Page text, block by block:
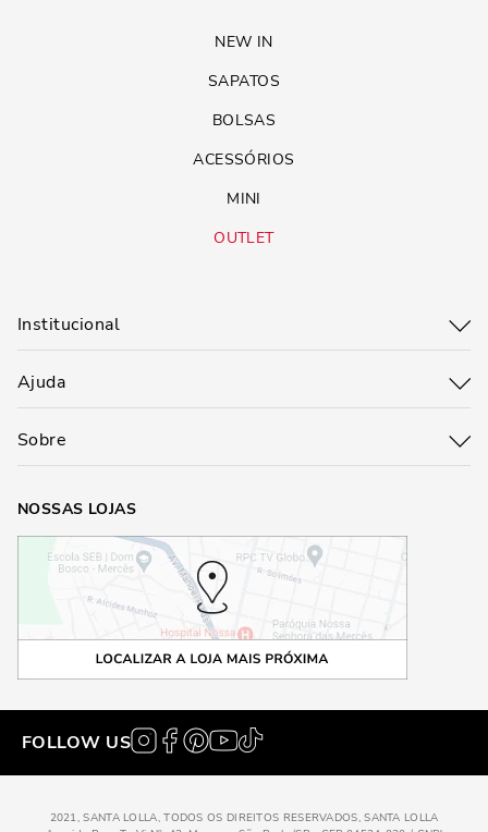
NEW IN
SAPATOS
BOLSAS
ACESSÓRIOS
MINI
OUTLET
Institucional
Ajuda
Sobre
NOSSAS LOJAS
FOLLOW US
2021, SANTA LOLLA, TODOS OS DIREITOS RESERVADOS, SANTA LOLLA